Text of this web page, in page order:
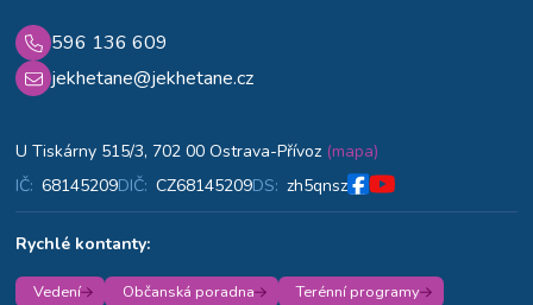
596 136 609
jekhetane@jekhetane.cz
U Tiskárny 515/3, 702 00 Ostrava-Přívoz (mapa)
IČ: 68145209DIČ: CZ68145209DS: zh5qnsz
Rychlé kontanty:
Vedení Občanská poradna
Terénní programy